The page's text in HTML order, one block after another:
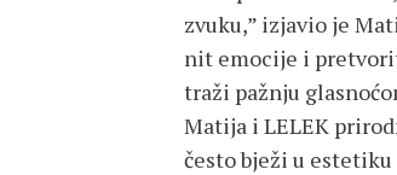
zvuku,” izjavio je
nit emocije i
traži pažnju
Matija i LELEK
često bježi u